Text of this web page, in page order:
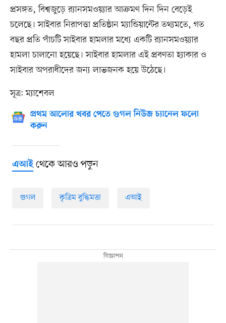
প্রসঙ্গত, বিশ্বজুড়ে র‍্যানসমওয়্যার আক্রমণ দিন দিন বেড়েই
চলেছে। সাইবার নিরাপত্তা প্রতিষ্ঠান ম্যান্ডিয়ান্টের তথ্যমতে, গত
বছর প্রতি পাঁচটি সাইবার হামলার মধ্যে একটি র‍্যানসমওয়্যার
হামলা চালানো হয়েছে। সাইবার হামলার এই প্রবণতা হ্যাকার ও
সাইবার অপরাধীদের জন্য লাভজনক হয়ে উঠেছে।
সূত্র: ম্যাশেবল
প্রথম আলোর খবর পেতে গুগল নিউজ চ্যানেল ফলো
করুন
এআইথেকে আরও পড়ুন
গুগল কৃত্রিম বুদ্ধিমত্তা এআই